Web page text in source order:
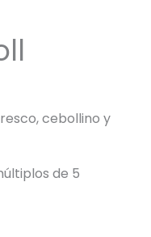
cebollino y
de 5